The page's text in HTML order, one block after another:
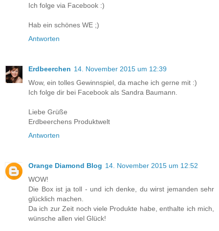
Ich folge via Facebook :)
Hab ein schönes WE ;)
Antworten
Erdbeerchen 14. November 2015 um 12:39
Wow, ein tolles Gewinnspiel, da mache ich gerne mit :)
Ich folge dir bei Facebook als Sandra Baumann.
Liebe Grüße
Erdbeerchens Produktwelt
Antworten
Orange Diamond Blog 14. November 2015 um 12:52
WOW!
Die Box ist ja toll - und ich denke, du wirst jemanden sehr
glücklich machen.
Da ich zur Zeit noch viele Produkte habe, enthalte ich mich,
wünsche allen viel Glück!